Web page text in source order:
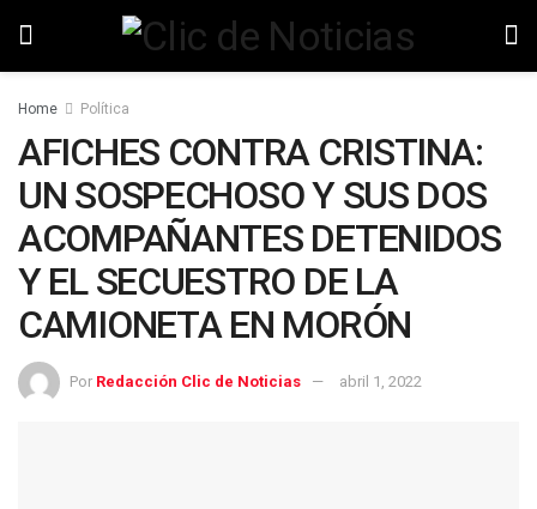
Home Política
AFICHES CONTRA CRISTINA:
UN SOSPECHOSO Y SUS DOS
ACOMPAÑANTES DETENIDOS
Y EL SECUESTRO DE LA
CAMIONETA EN MORÓN
Por Redacción Clic de Noticias abril 1, 2022